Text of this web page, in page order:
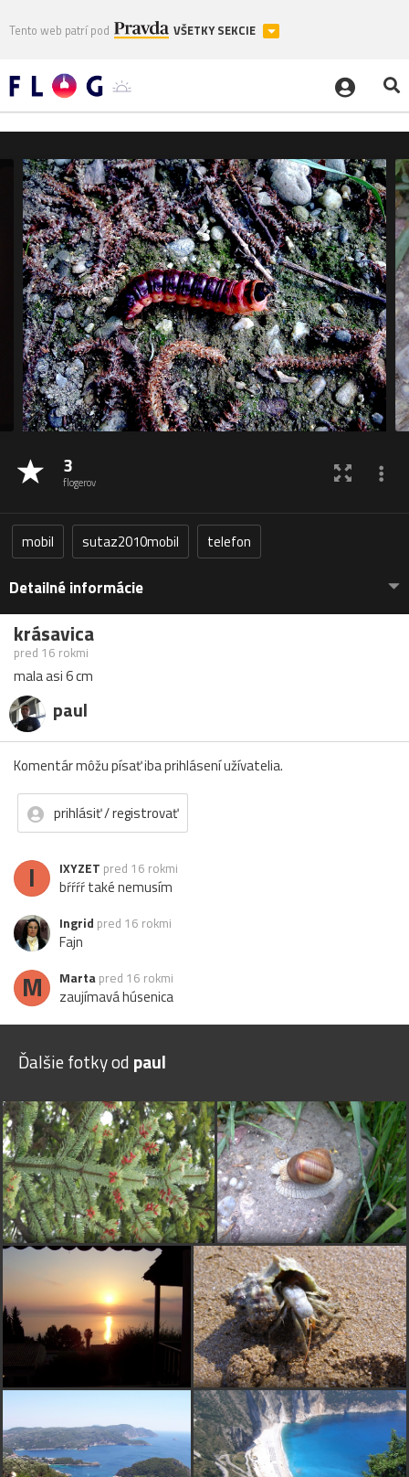
Tento web patrí pod VŠETKY SEKCIE
3
flogerov
mobil sutaz2010mobil telefon
Detailné informácie
krásavica
pred 16 rokmi
mala asi 6 cm
paul
Komentár môžu písať iba prihlásení užívatelia.
prihlásiť / registrovať
I IXYZET pred 16 rokmi
bŕŕŕŕ také nemusím
Ingrid pred 16 rokmi
Fajn
M Marta pred 16 rokmi
zaujímavá húsenica
Ďalšie fotky od paul